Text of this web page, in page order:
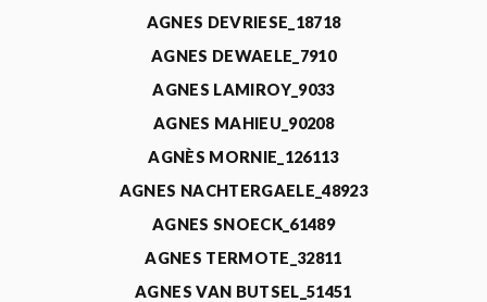
AGNES DEVRIESE_18718
AGNES DEWAELE_7910
AGNES LAMIROY_9033
AGNES MAHIEU_90208
AGNÈS MORNIE_126113
AGNES NACHTERGAELE_48923
AGNES SNOECK_61489
AGNES TERMOTE_32811
AGNES VAN BUTSEL_51451